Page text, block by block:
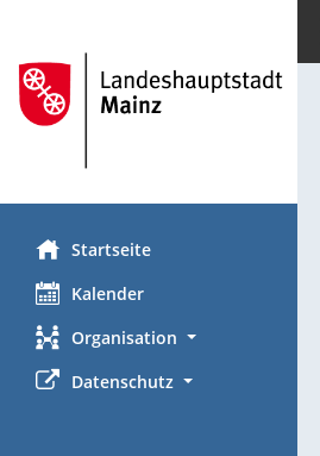
Startseite
Kalender
Organisation
Datenschutz